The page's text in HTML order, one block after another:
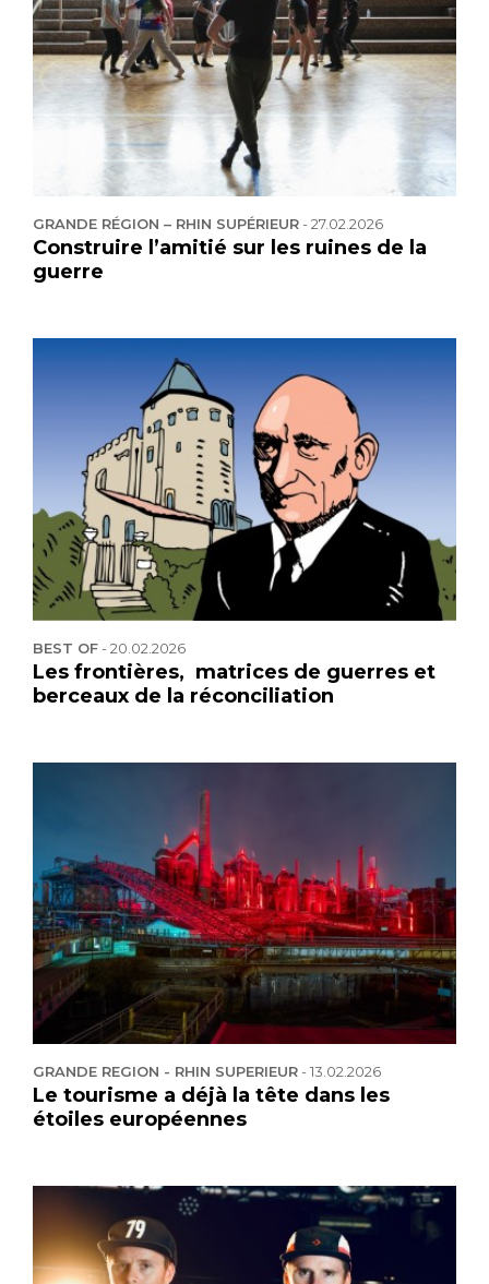
GRANDE RÉGION – RHIN SUPÉRIEUR-27.02.2026
Construire l’amitié sur les ruines de la
guerre
BEST OF-20.02.2026
Les frontières, matrices de guerres et
berceaux de la réconciliation
GRANDE REGION - RHIN SUPERIEUR-13.02.2026
Le tourisme a déjà la tête dans les
étoiles européennes